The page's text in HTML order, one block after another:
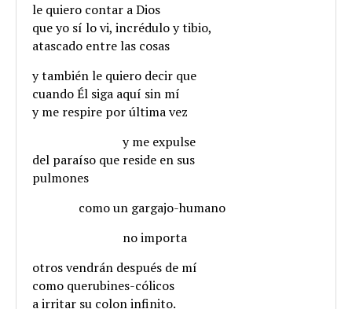
le quiero contar a Dios
que yo sí lo vi, incrédulo y tibio,
atascado entre las cosas
y también le quiero decir que
cuando Él siga aquí sin mí
y me respire por última vez
y me expulse
del paraíso que reside en sus
pulmones
como un gargajo-humano
no importa
otros vendrán después de mí
como querubines-cólicos
a irritar su colon infinito.